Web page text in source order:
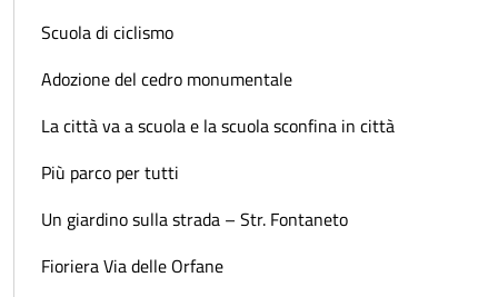
Scuola di ciclismo
Adozione del cedro monumentale
La città va a scuola e la scuola sconfina in città
Più parco per tutti
Un giardino sulla strada – Str. Fontaneto
Fioriera Via delle Orfane